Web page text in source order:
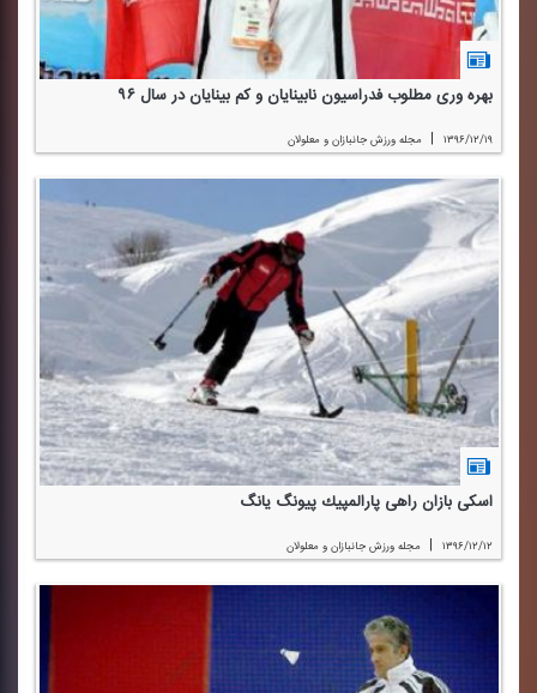
بهره وری مطلوب فدراسیون نابینایان و كم بینایان در سال ۹۶
۱۳۹۶/۱۲/۱۹ | مجله ورزش جانبازان و معلولان
اسكی بازان راهی پارالمپیك پیونگ یانگ
۱۳۹۶/۱۲/۱۲ | مجله ورزش جانبازان و معلولان